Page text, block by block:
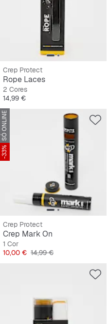
Crep Protect
Rope Laces
2 Cores
Preço
14,99 €
SÓ ONLINE
-33%
Crep Protect
Crep Mark On
1 Cor
Preço
10,00 € Preço original
14,99 €